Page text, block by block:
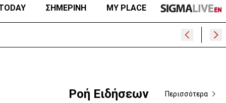
ΣΗΜΕΡΙΝΗ MY PLACE
Ροή Ειδήσεων Περισσότερα